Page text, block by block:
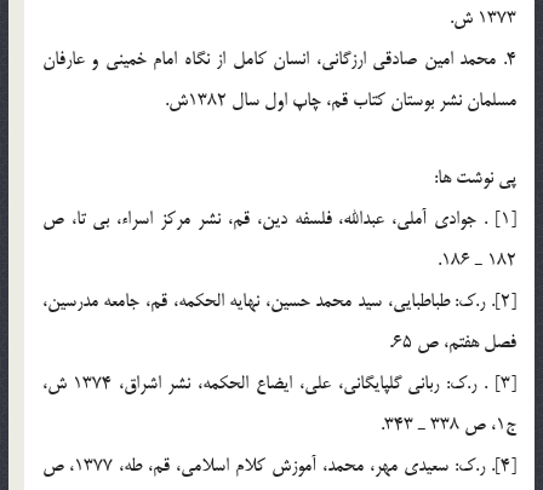
1373 ش.
4. محمد امين صادقي ارزگاني، انسان كامل از نگاه امام خميني و عارفان
مسلمان نشر بوستان كتاب قم، چاپ اول سال 1382ش.
پي نوشت ها:
[1] . جوادي آملي، عبدالله، فلسفه دين، قم، نشر مركز اسراء، بي تا، ص
182 ـ 186.
[2]. ر.ک: طباطبايي، سيد محمد حسين، نهايه الحکمه، قم، جامعه مدرسين،
فصل هفتم، ص 65.
[3] . ر.ك: رباني گلپايگاني، علي، ايضاع الحكمه، ‌نشر اشراق، 1374 ش،
ج1، ص 338 ـ 343.
[4]. ر.ک: سعيدي مهر، محمد، آموزش کلام اسلامي، قم، طه، 1377، ص